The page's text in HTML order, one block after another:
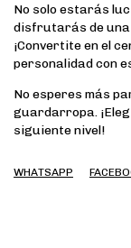
No solo estarás
disfrutarás de una
¡Convertite en el
personalidad con
No esperes más
guardarropa.
siguiente nivel!
WHATSAPP